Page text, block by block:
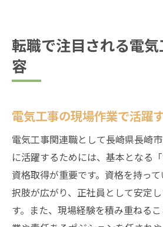
転職で注目される電
容
電気工事の現場作業で活躍
電気工事関連職として長崎県長崎
に活躍するためには、基本となる
資格取得が重要です。資格を持っ
択肢が広がり、正社員として安定
す。また、現場経験を積み重ねる